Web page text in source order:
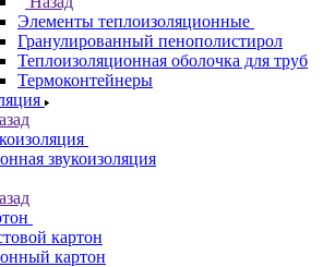
Элементы теплоизоляционные
Гранулированный пенополистирол
Теплоизоляционная оболочка для труб
Термоконтейнеры
звукоизоляция
картон
картон